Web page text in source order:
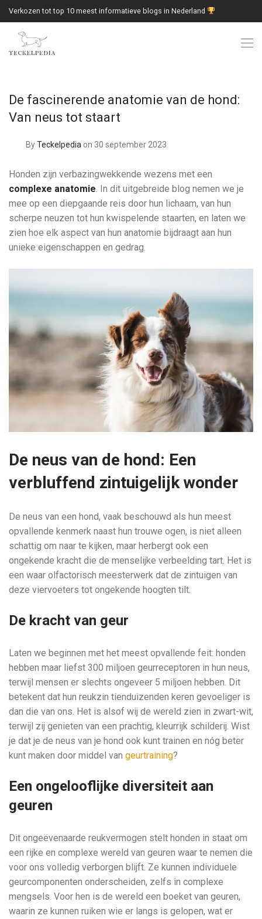
Verkozen tot top 10 meest informatieve blogs in Nederland
De fascinerende anatomie van de hond:
Van neus tot staart
ByTeckelpedia on 30 september 2023
Honden zijn verbazingwekkende wezens met een
complexe anatomie. In dit uitgebreide blog nemen we je
mee op een diepgaande reis door hun lichaam, van hun
scherpe neuzen tot hun kwispelende staarten, en laten we
zien hoe elk aspect van hun anatomie bijdraagt aan hun
unieke eigenschappen en gedrag.
De neus van de hond: Een
verbluffend zintuigelijk wonder
De neus van een hond, vaak beschouwd als hun meest
opvallende kenmerk naast hun trouwe ogen, is niet alleen
schattig om naar te kijken, maar herbergt ook een
ongekende kracht die de menselijke verbeelding tart. Het is
een waar olfactorisch meesterwerk dat de zintuigen van
deze viervoeters tot ongekende hoogten tilt.
De kracht van geur
Laten we beginnen met het meest opvallende feit: honden
hebben maar liefst 300 miljoen geurreceptoren in hun neus,
terwijl mensen er slechts ongeveer 5 miljoen hebben. Dit
betekent dat hun reukzin tienduizenden keren gevoeliger is
dan die van ons. Het is alsof wij de wereld zien in zwart-wit,
terwijl zij genieten van een prachtig, kleurrijk schilderij. Wist
je dat je de neus van je hond ook kunt trainen en nóg beter
kunt maken door middel van geurtraining?
Een ongelooflijke diversiteit aan
geuren
Dit ongeëvenaarde reukvermogen stelt honden in staat om
een rijke en complexe wereld van geuren waar te nemen die
voor ons volledig verborgen blijft. Ze kunnen individuele
geurcomponenten onderscheiden, zelfs in complexe
mengsels. Voor hen is de wereld een boeket van geuren,
waarin ze kunnen ruiken wie er langs is gelopen, wat er